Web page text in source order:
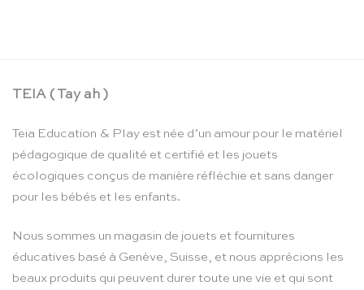
TEIA ( Tay ah )
Teia Education & Play est née d’un amour pour le matériel
pédagogique de qualité et certifié et les jouets
écologiques conçus de manière réfléchie et sans danger
pour les bébés et les enfants.
Nous sommes un magasin de jouets et fournitures
éducatives basé à Genève, Suisse, et nous apprécions les
beaux produits qui peuvent durer toute une vie et qui sont